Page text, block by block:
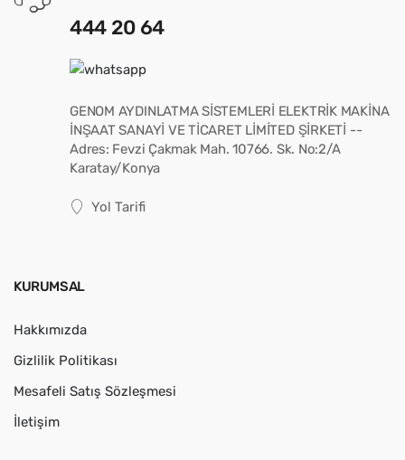
444 20 64
GENOM AYDINLATMA SİSTEMLERİ ELEKTRİK MAKİNA
İNŞAAT SANAYİ VE TİCARET LİMİTED ŞİRKETİ --
Adres: Fevzi Çakmak Mah. 10766. Sk. No:2/A
Karatay/Konya
Yol Tarifi
KURUMSAL
Hakkımızda
Gizlilik Politikası
Mesafeli Satış Sözleşmesi
İletişim